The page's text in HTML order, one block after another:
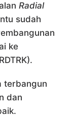
Radial
sudah
ke
terbangun
dan